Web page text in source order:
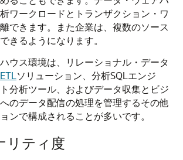
ワークロードとトランザクション・ワ
できます。また企業は、複数のソース
きるようになります。
ウス環境は、リレーショナル・データ
ETL ソリューション、分析SQLエンジ
分析ツール、およびデータ収集とビジ
のデータ配信の処理を管理するその他
ンで構成されることが多いです。
リティ度